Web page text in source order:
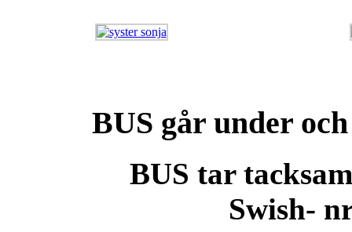
BUS går under
BUS tar
Swish-